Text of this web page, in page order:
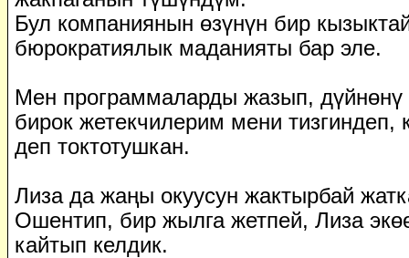
Бул компаниянын өзүнүн бир
бюрократиялык маданияты бар эле.
Мен программаларды жазып, дүйнөнү
бирок жетекчилерим мени тизгиндеп,
деп токтотушкан.
Лиза да жаңы окуусун жактырбай
Ошентип, бир жылга жетпей, Лиза
кайтып келдик.